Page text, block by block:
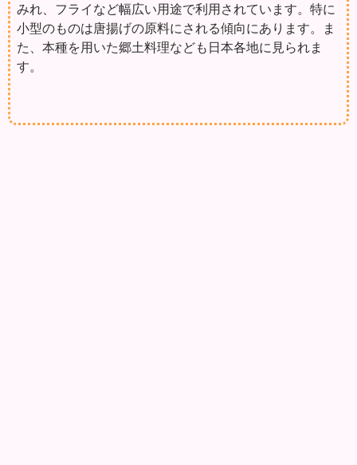
みれ、フライなど幅広い用途で利用されています。特に
小型のものは唐揚げの原料にされる傾向にあります。ま
た、本種を用いた郷土料理なども日本各地に見られま
す。